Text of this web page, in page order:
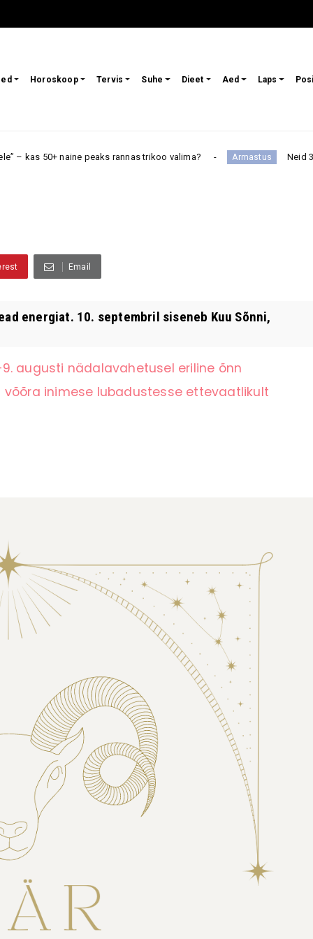
Horoskoop Tervis Suhe Dieet Aed Laps
naine peaks rannas trikoo valima? Armastus Neid 3 tähemärki
Email
energiat. 10. septembril siseneb Kuu Sõnni,
augusti nädalavahetusel eriline õnn
inimese lubadustesse ettevaatlikult